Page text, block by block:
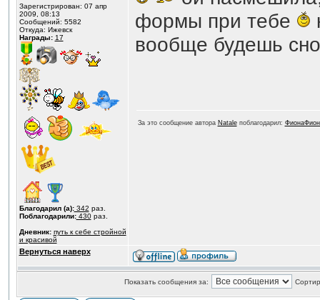
Зарегистрирован: 07 апр
2009, 08:13
Сообщений: 5582
Откуда: Ижевск
Награды: 17
Благодарил (а):342 раз.
Поблагодарили:430раз.
Дневник: путь к себе стройной
и красивой
формы при тебе
вообще будешь
За это сообщение автора Nataleпоблагодарил:
Вернуться наверх
Показать сообщения за: